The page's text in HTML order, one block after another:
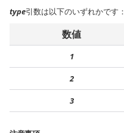
type引数は以下のいずれかです：
数値
1
2
3